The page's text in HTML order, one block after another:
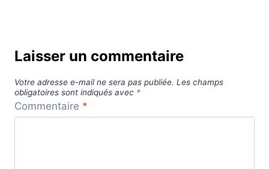
Laisser un commentaire
Votre adresse e-mail ne sera pas publiée. Les champs
obligatoires sont indiqués avec *
Commentaire *